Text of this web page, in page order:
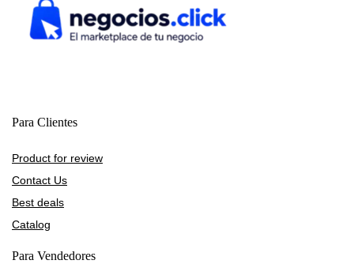
Para Clientes
Product for review
Contact Us
Best deals
Catalog
Para Vendedores